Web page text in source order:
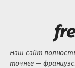
Наш сайт
точнее —